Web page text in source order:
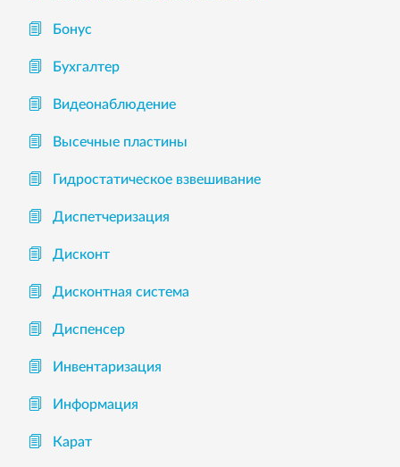
Бонус
Бухгалтер
Видеонаблюдение
Высечные пластины
Гидростатическое взвешивание
Диспетчеризация
Дисконт
Дисконтная система
Диспенсер
Инвентаризация
Информация
Карат